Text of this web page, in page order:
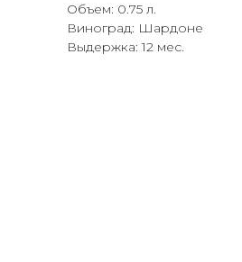
Объем: 0.75 л.
Виноград: Шардоне
Выдержка: 12 мес.